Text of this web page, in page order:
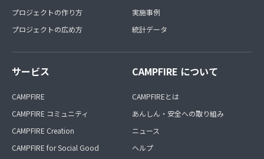
プロジェクトの作り方
プロジェクトの広め方
実施事例
統計データ
サービス
CAMPFIRE
CAMPFIRE コミュニティ
CAMPFIRE Creation
CAMPFIRE for Social Good
CAMPFIRE について
CAMPFIREとは
あんしん・安全への取り組み
ニュース
ヘルプ